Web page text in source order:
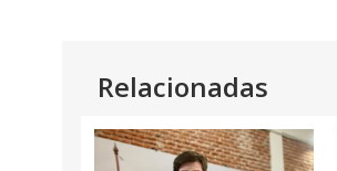
Relacionadas